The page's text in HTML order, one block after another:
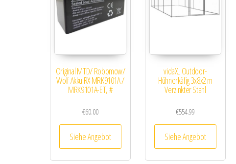
Original MTD/ Robomow/
Wolf Akku RX MRK9101A /
MRK9101A-ET, #
€60.00
Siehe Angebot
vidaXL Outdoor-
Hühnerkäfig 3x8x2 m
Verzinkter Stahl
€554.99
Siehe Angebot